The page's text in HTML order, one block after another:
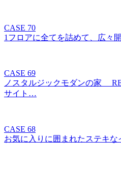
CASE 70
1フロアに全てを詰めて、広々
CASE 69
ノスタルジックモダンの家
サイト…
CASE 68
お気に入りに囲まれたステキな